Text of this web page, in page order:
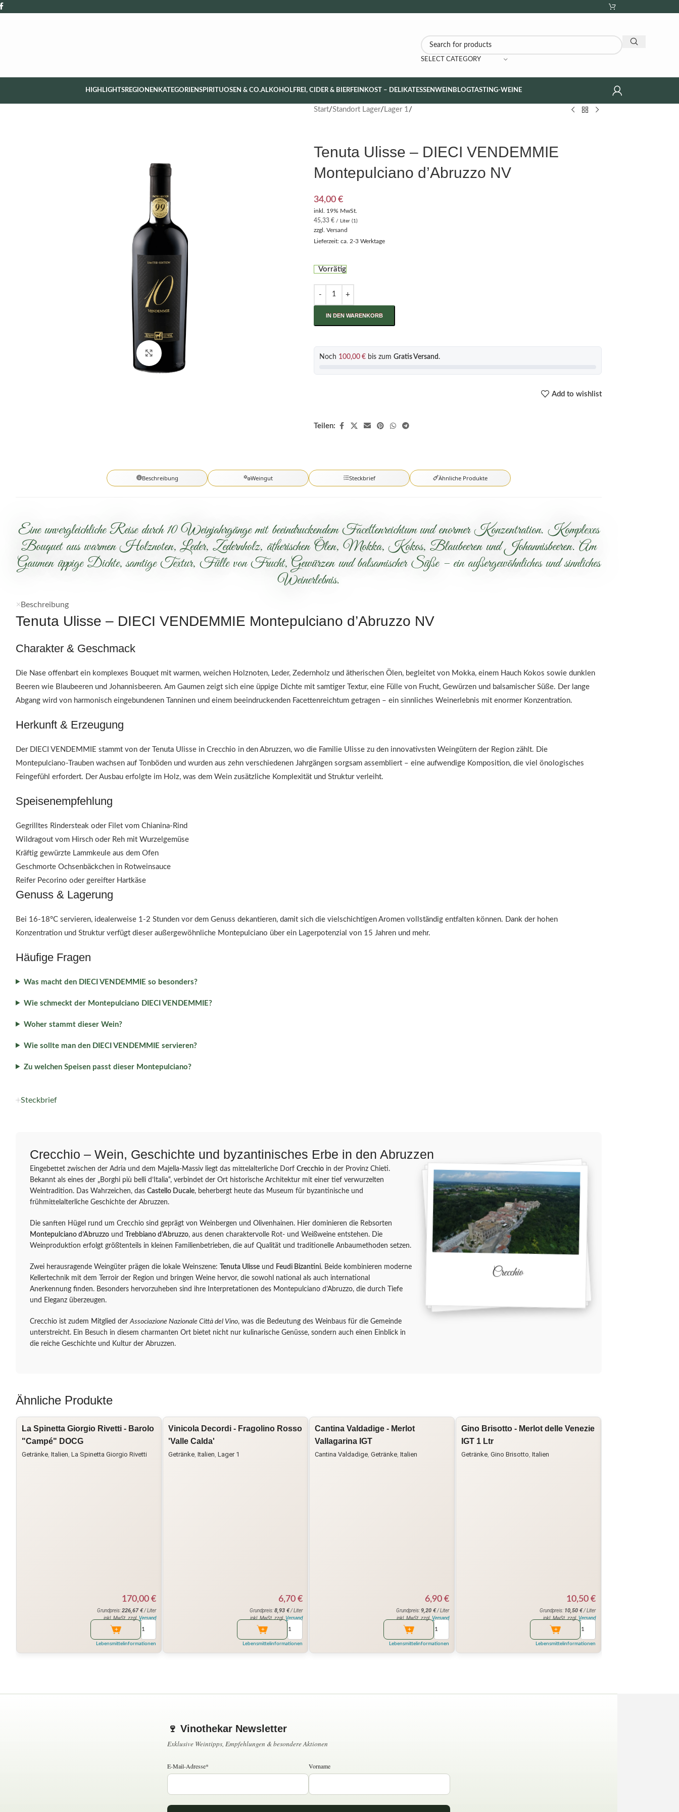
SELECT CATEGORY
HIGHLIGHTSREGIONEN KATEGORIENSPIRITUOSEN & CO.ALKOHOLFREI, CIDER & BIERFEINKOST – DELIKATESSENWEINBLOGTASTING-WEINE
Click to enlarge
Start Standort Lager Lager 1
Tenuta Ulisse – DIECI VENDEMMIE
Montepulciano d’Abruzzo NV
34,00 €
inkl. 19% MwSt.
45,33 € / Liter (1)
zzgl. Versand
Lieferzeit: ca. 2-3 Werktage
Vorrätig
IN DEN WARENKORB
Noch 100,00 € bis zum Gratis Versand .
Add to wishlist
Teilen:
Beschreibung Weingut Steckbrief Ähnliche Produkte
Eine unvergleichliche Reise durch 10 Weinjahrgänge mit beeindruckendem Facettenreichtum und enormer Konzentration. Komplexes
Bouquet aus warmen Holznoten, Leder, Zedernholz, ätherischen Ölen, Mokka, Kokos, Blaubeeren und Johannisbeeren. Am
Gaumen üppige Dichte, samtige Textur, Fülle von Frucht, Gewürzen und balsamischer Süße – ein außergewöhnliches und sinnliches
Weinerlebnis.
Beschreibung
Tenuta Ulisse – DIECI VENDEMMIE Montepulciano d’Abruzzo NV
Charakter & Geschmack
Die Nase offenbart ein komplexes Bouquet mit warmen, weichen Holznoten, Leder, Zedernholz und ätherischen Ölen, begleitet von Mokka, einem Hauch Kokos sowie dunklen
Beeren wie Blaubeeren und Johannisbeeren. Am Gaumen zeigt sich eine üppige Dichte mit samtiger Textur, eine Fülle von Frucht, Gewürzen und balsamischer Süße. Der lange
Abgang wird von harmonisch eingebundenen Tanninen und einem beeindruckenden Facettenreichtum getragen – ein sinnliches Weinerlebnis mit enormer Konzentration.
Herkunft & Erzeugung
Der DIECI VENDEMMIE stammt von der Tenuta Ulisse in Crecchio in den Abruzzen, wo die Familie Ulisse zu den innovativsten Weingütern der Region zählt. Die
Montepulciano-Trauben wachsen auf Tonböden und wurden aus zehn verschiedenen Jahrgängen sorgsam assembliert – eine aufwendige Komposition, die viel önologisches
Feingefühl erfordert. Der Ausbau erfolgte im Holz, was dem Wein zusätzliche Komplexität und Struktur verleiht.
Speisenempfehlung
Gegrilltes Rindersteak oder Filet vom Chianina-Rind
Wildragout vom Hirsch oder Reh mit Wurzelgemüse
Kräftig gewürzte Lammkeule aus dem Ofen
Geschmorte Ochsenbäckchen in Rotweinsauce
Reifer Pecorino oder gereifter Hartkäse
Genuss & Lagerung
Bei 16-18°C servieren, idealerweise 1-2 Stunden vor dem Genuss dekantieren, damit sich die vielschichtigen Aromen vollständig entfalten können. Dank der hohen
Konzentration und Struktur verfügt dieser außergewöhnliche Montepulciano über ein Lagerpotenzial von 15 Jahren und mehr.
Häufige Fragen
Was macht den DIECI VENDEMMIE so besonders?
Wie schmeckt der Montepulciano DIECI VENDEMMIE?
Woher stammt dieser Wein?
Wie sollte man den DIECI VENDEMMIE servieren?
Zu welchen Speisen passt dieser Montepulciano?
Steckbrief
Crecchio – Wein, Geschichte und byzantinisches Erbe in den Abruzzen
Eingebettet zwischen der Adria und dem Majella-Massiv liegt das mittelalterliche Dorf Crecchio in der Provinz Chieti.
Bekannt als eines der „Borghi più belli d’Italia“, verbindet der Ort historische Architektur mit einer tief verwurzelten
Weintradition. Das Wahrzeichen, das Castello Ducale, beherbergt heute das Museum für byzantinische und
frühmittelalterliche Geschichte der Abruzzen.
Die sanften Hügel rund um Crecchio sind geprägt von Weinbergen und Olivenhainen. Hier dominieren die Rebsorten
Montepulciano d’Abruzzo und Trebbiano d’Abruzzo, aus denen charaktervolle Rot- und Weißweine entstehen. Die
Weinproduktion erfolgt größtenteils in kleinen Familienbetrieben, die auf Qualität und traditionelle Anbaumethoden setzen.
Zwei herausragende Weingüter prägen die lokale Weinszene: Tenuta Ulisse und Feudi Bizantini. Beide kombinieren moderne
Kellertechnik mit dem Terroir der Region und bringen Weine hervor, die sowohl national als auch international
Anerkennung finden. Besonders hervorzuheben sind ihre Interpretationen des Montepulciano d’Abruzzo, die durch Tiefe
und Eleganz überzeugen.
Crecchio ist zudem Mitglied der Associazione Nazionale Città del Vino, was die Bedeutung des Weinbaus für die Gemeinde
unterstreicht. Ein Besuch in diesem charmanten Ort bietet nicht nur kulinarische Genüsse, sondern auch einen Einblick in
die reiche Geschichte und Kultur der Abruzzen.
Crecchio
Ähnliche Produkte
La Spinetta Giorgio Rivetti - Barolo
"Campé" DOCG
Getränke Italien La Spinetta Giorgio Rivetti
170,00 €
Grundpreis:226,67€/ Liter
inkl. MwSt. zzgl. Versand
Lebensmittelinformationen
Vinicola Decordi - Fragolino Rosso
'Valle Calda'
Getränke Italien Lager 1
6,70 €
Grundpreis:8,93 €/ Liter
inkl. MwSt. zzgl. Versand
Lebensmittelinformationen
Cantina Valdadige - Merlot
Vallagarina IGT
Cantina Valdadige Getränke Italien
6,90 €
Grundpreis:9,20 €/ Liter
inkl. MwSt. zzgl. Versand
Lebensmittelinformationen
Gino Brisotto - Merlot delle Venezie
IGT 1 Ltr
Getränke Gino Brisotto Italien
10,50 €
Grundpreis: 10,50 €/ Liter
inkl. MwSt. zzgl. Versand
Lebensmittelinformationen
🍷 Vinothekar Newsletter
Exklusive Weintipps, Empfehlungen & besondere Aktionen
E-Mail-Adresse* Vorname